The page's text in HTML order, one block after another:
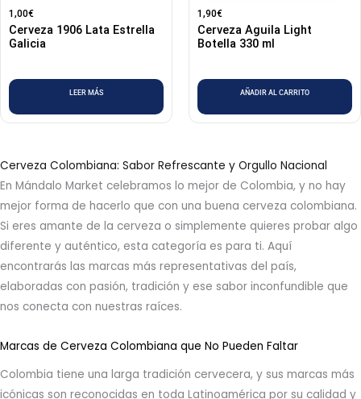
1,00€
Cerveza 1906 Lata Estrella
Galicia
LEER MÁS
1,90€
Cerveza Aguila Light
Botella 330 ml
AÑADIR AL CARRITO
Cerveza Colombiana: Sabor Refrescante y Orgullo Nacional
En Mándalo Market celebramos lo mejor de Colombia, y no hay
mejor forma de hacerlo que con una buena cerveza colombiana.
Si eres amante de la cerveza o simplemente quieres probar algo
diferente y auténtico, esta categoría es para ti. Aquí
encontrarás las marcas más representativas del país,
elaboradas con pasión, tradición y ese sabor inconfundible que
nos conecta con nuestras raíces.
Marcas de Cerveza Colombiana que No Pueden Faltar
Colombia tiene una larga tradición cervecera, y sus marcas más
icónicas son reconocidas en toda Latinoamérica por su calidad y